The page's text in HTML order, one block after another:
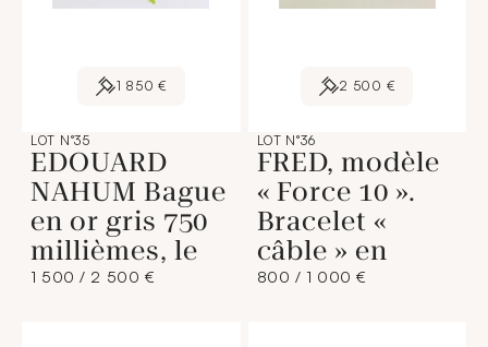
1 850 €
LOT N°35
EDOUARD
NAHUM Bague
en or gris 750
millièmes, le
1 500 / 2 500 €
2 500 €
LOT N°36
FRED, modèle
« Force 10 ».
Bracelet «
câble » en
800 / 1 000 €